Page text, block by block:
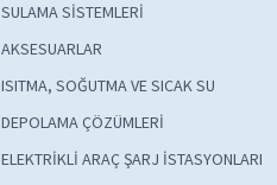
SULAMA SİSTEMLERİ
AKSESUARLAR
ISITMA, SOĞUTMA VE SICAK SU
DEPOLAMA ÇÖZÜMLERİ
ELEKTRİKLİ ARAÇ ŞARJ İSTASYONLARI